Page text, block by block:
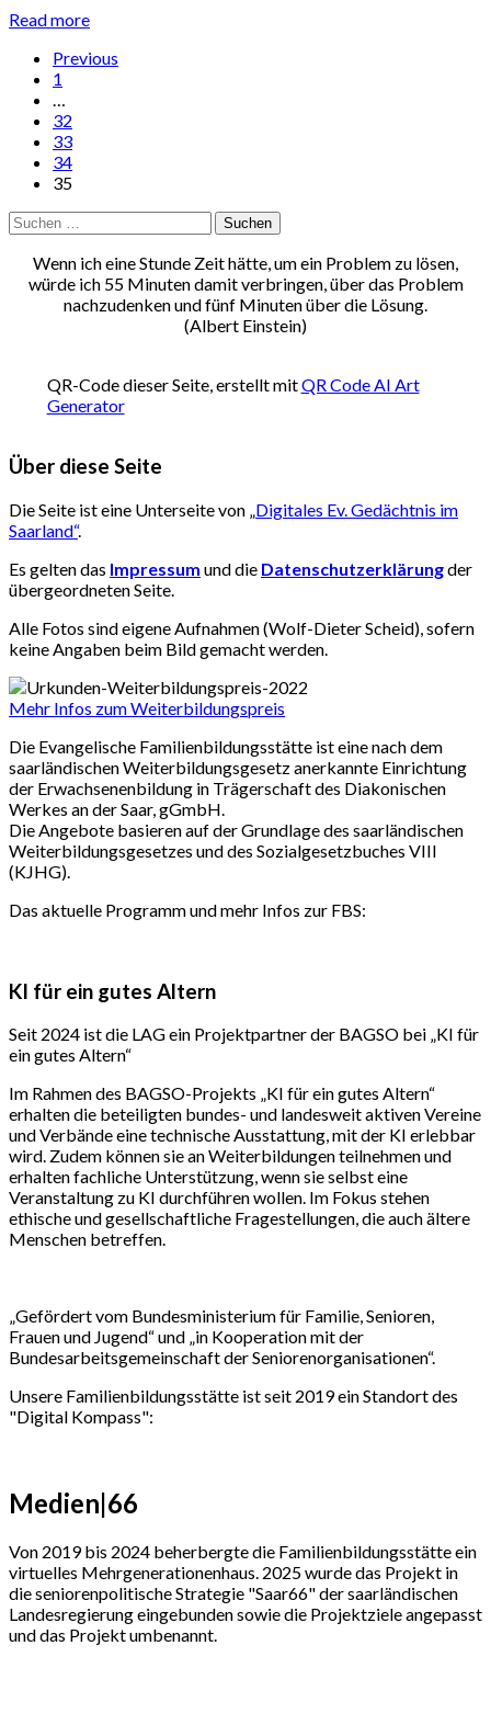
Read more
Previous
1
…
32
33
34
35
Suchen
nach:
Wenn ich eine Stunde Zeit hätte, um ein Problem zu lösen,
würde ich 55 Minuten damit verbringen, über das Problem
nachzudenken und fünf Minuten über die Lösung.
(Albert Einstein)
QR-Code dieser Seite, erstellt mitQR Code AI Art
Generator
Über diese Seite
Die Seite ist eine Unterseite von „Digitales Ev. Gedächtnis im
Saarland“.
Es gelten das Impressum und die Datenschutzerklärungder
übergeordneten Seite.
Alle Fotos sind eigene Aufnahmen (Wolf-Dieter Scheid), sofern
keine Angaben beim Bild gemacht werden.
Mehr Infos zum Weiterbildungspreis
Die Evangelische Familienbildungsstätte ist eine nach dem
saarländischen Weiterbildungsgesetz anerkannte Einrichtung
der Erwachsenenbildung in Trägerschaft des Diakonischen
Werkes an der Saar, gGmbH.
Die Angebote basieren auf der Grundlage des saarländischen
Weiterbildungsgesetzes und des Sozialgesetzbuches VIII
(KJHG).
Das aktuelle Programm und mehr Infos zur FBS:
KI für ein gutes Altern
Seit 2024 ist die LAG ein Projektpartner der BAGSO bei „KI für
ein gutes Altern“
Im Rahmen des BAGSO-Projekts „KI für ein gutes Altern“
erhalten die beteiligten bundes- und landesweit aktiven Vereine
und Verbände eine technische Ausstattung, mit der KI erlebbar
wird. Zudem können sie an Weiterbildungen teilnehmen und
erhalten fachliche Unterstützung, wenn sie selbst eine
Veranstaltung zu KI durchführen wollen. Im Fokus stehen
ethische und gesellschaftliche Fragestellungen, die auch ältere
Menschen betreffen.
„Gefördert vom Bundesministerium für Familie, Senioren,
Frauen und Jugend“ und „in Kooperation mit der
Bundesarbeitsgemeinschaft der Seniorenorganisationen“.
Unsere Familienbildungsstätte ist seit 2019 ein Standort des
"Digital Kompass":
Medien|66
Von 2019 bis 2024 beherbergte die Familienbildungsstätte ein
virtuelles Mehrgenerationenhaus. 2025 wurde das Projekt in
die seniorenpolitische Strategie "Saar66" der saarländischen
Landesregierung eingebunden sowie die Projektziele angepasst
und das Projekt umbenannt.